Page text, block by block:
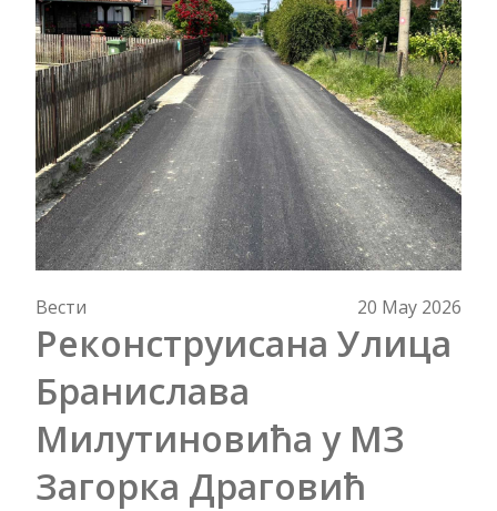
Вести 20 May 2026
Реконструисана Улица
Бранислава
Милутиновића у МЗ
Загорка Драговић